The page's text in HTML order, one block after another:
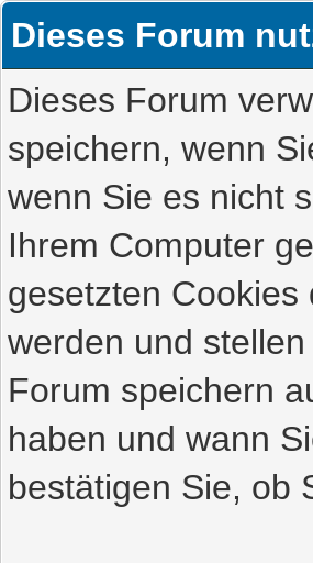
Dieses Forum
Dieses Forum
speichern, wenn
wenn Sie es nicht
Ihrem Computer
gesetzten
werden und
Forum speichern
haben und wann
bestätigen Sie, ob